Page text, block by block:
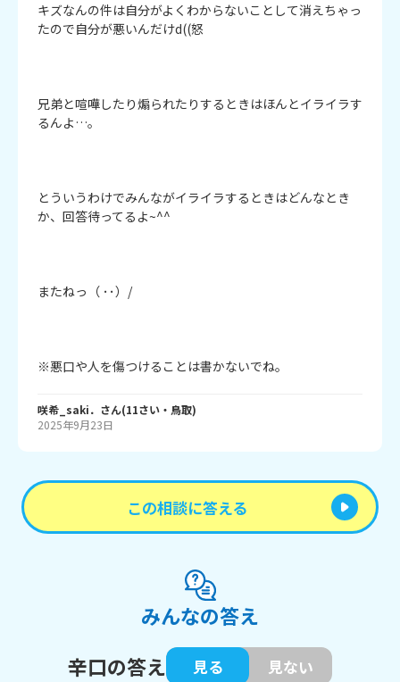
キズなんの件は自分がよくわからないことして消えちゃっ
たので自分が悪いんだけd((怒
兄弟と喧嘩したり煽られたりするときはほんとイライラす
るんよ…。
とういうわけでみんながイライラするときはどんなとき
か、回答待ってるよ~^^
またねっ（ ･･）/
※悪口や人を傷つけることは書かないでね。
咲希_saki． さん(11さい・ 鳥取)
2025年9月23日
この相談に答える
みんなの答え
辛口の答え
見る 見ない